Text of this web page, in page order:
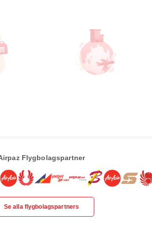
Flygbolagspartner
Se alla flygbolagspartners